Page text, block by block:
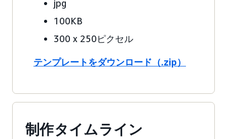
jpg
100KB
300 x 250ピクセル
テンプレートをダウンロード（.zip）
制作タイムライン